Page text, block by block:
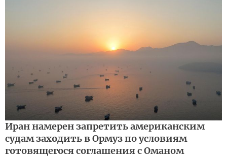
Иран намерен запретить американским
судам заходить в Ормуз по условиям
готовящегося соглашения с Оманом